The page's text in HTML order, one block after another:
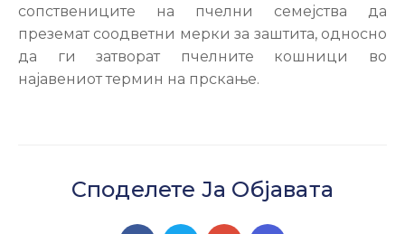
сопствениците на пчелни семејства да
преземат соодветни мерки за заштита, односно
да ги затворат пчелните кошници во
најавениот термин на прскање.
Споделете Ја Објавата